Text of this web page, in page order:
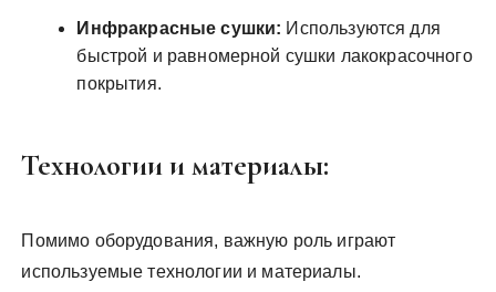
Инфракрасные сушки: Используются для
быстрой и равномерной сушки лакокрасочного
покрытия.
Технологии и материалы:
Помимо оборудования, важную роль играют
используемые технологии и материалы.